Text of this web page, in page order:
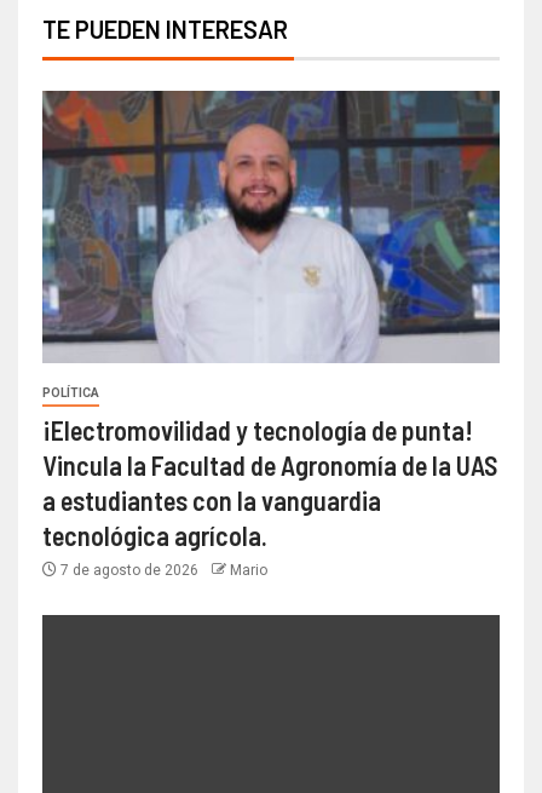
TE PUEDEN INTERESAR
POLÍTICA
¡Electromovilidad y tecnología de punta!
Vincula la Facultad de Agronomía de la UAS
a estudiantes con la vanguardia
tecnológica agrícola.
7 de agosto de 2026 Mario